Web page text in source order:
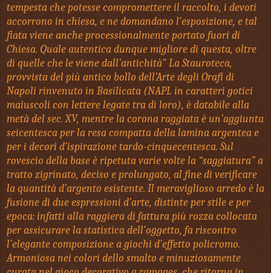
tempesta che potesse compromettere il raccolto, i devoti
accorrono in chiesa, e ne domandano l’esposizione, e tal
fiata viene anche processionalmente portato fuori di
Chiesa. Quale autentica dunque migliore di questa, oltre
di quelle che le viene dall’antichità” La Stauroteca,
provvista del più antico bollo dell’Arte degli Orafi di
Napoli rinvenuto in Basilicata (NAPL in caratteri gotici
maiuscoli con lettere legate tra di loro), è databile alla
metà del sec. XV, mentre la corona raggiata è un’aggiunta
seicentesca per la resa compatta della lamina argentea e
per i decori d’ispirazione tardo-cinquecentesca. Sul
rovescio della base è ripetuta varie volte la “saggiatura” a
tratto zigrinato, deciso e prolungato, al fine di verificare
la quantità d’argento esistente. Il meraviglioso arredo è la
fusione di due espressioni d’arte, distinte per stile e per
epoca: infatti alla raggiera di fattura più rozza collocata
per assicurare la statistica dell’oggetto, fa riscontro
l’elegante composizione a giochi d’effetto policromo.
Armoniosa nei colori dello smalto e minuziosamente